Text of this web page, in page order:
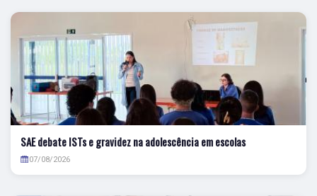
SAE debate ISTs e gravidez na adolescência em escolas
07/08/2026